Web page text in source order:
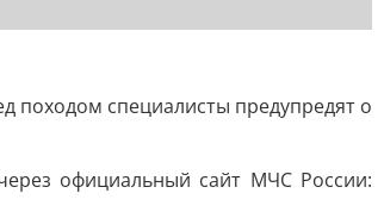
походом специалисты предупредят о
официальный сайт МЧС России: